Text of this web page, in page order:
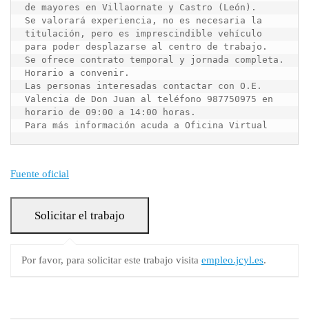
de mayores en Villaornate y Castro (León).
Se valorará experiencia, no es necesaria la
titulación, pero es imprescindible vehículo
para poder desplazarse al centro de trabajo.
Se ofrece contrato temporal y jornada completa.
Horario a convenir.
Las personas interesadas contactar con O.E.
Valencia de Don Juan al teléfono 987750975 en
horario de 09:00 a 14:00 horas.
Para más información acuda a Oficina Virtual
Fuente oficial
Por favor, para solicitar este trabajo visita empleo.jcyl.es.